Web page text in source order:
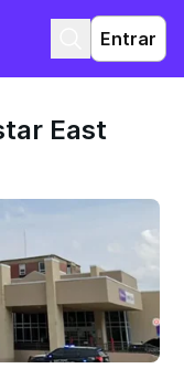
Entrar
East